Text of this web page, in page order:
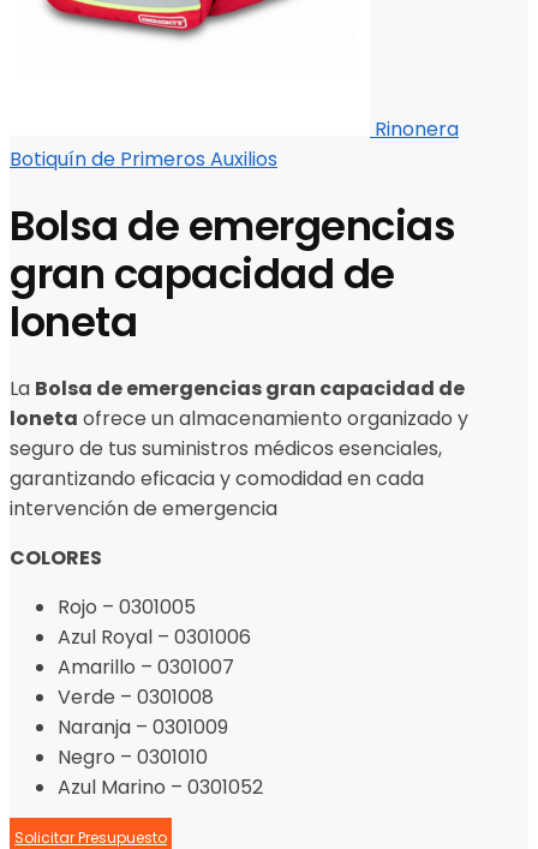
Rinonera
Botiquín de Primeros Auxilios
Bolsa de emergencias
gran capacidad de
loneta
La Bolsa de emergencias gran capacidad de
loneta ofrece un almacenamiento organizado y
seguro de tus suministros médicos esenciales,
garantizando eficacia y comodidad en cada
intervención de emergencia
COLORES
Rojo – 0301005
Azul Royal – 0301006
Amarillo – 0301007
Verde – 0301008
Naranja – 0301009
Negro – 0301010
Azul Marino – 0301052
Solicitar Presupuesto